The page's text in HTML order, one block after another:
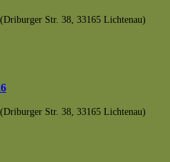
Str. 38, 33165 Lichtenau)
Str. 38, 33165 Lichtenau)